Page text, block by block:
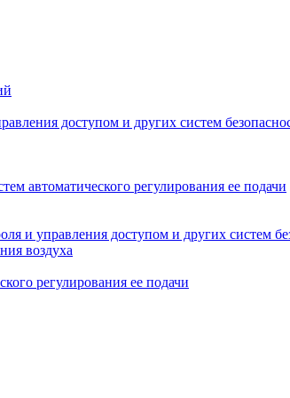
доступом и других систем
автоматического регулирования ее подачи
и управления доступом и других систем
воздуха
регулирования ее подачи